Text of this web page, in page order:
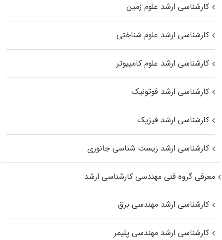
کارشناسی ارشد علوم زمین
کارشناسی ارشد علوم شناختی
کارشناسی ارشد علوم کامپیوتر
کارشناسی ارشد فوتونیک
کارشناسی ارشد فیزیک
کارشناسی ارشد زیست‌ شناسی جانوری
معرفی گروه فنی مهندسی کارشناسی ارشد
کارشناسی ارشد مهندسی برق
کارشناسی ارشد مهندسی پلیمر